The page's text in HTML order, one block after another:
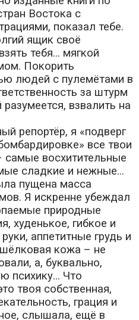
Востока с
показал тебе.
ящик своё
тебя... мягкой
Покорить
людей с пулемётами в
за штурм
взвалить на
репортёр, я «подверг
все твои
самые восхитительные
сладкие и нежные...
пущена масса
Я искренне убеждал
природные
худенькое, гибкое и
аппетитные грудь и
кожа – не
а, буквально,
психику... Что
твоя собственная,
грация и
слышала, ещё в